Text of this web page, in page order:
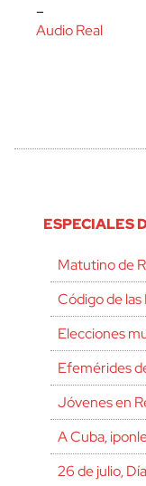
–
Audio Real
ESPECIALES
Matutino de
Código de las
Elecciones
Efemérides
Jóvenes en
A Cuba,
26 de julio,